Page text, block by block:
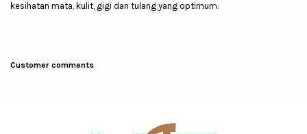
kesihatan mata, kulit, gigi dan tulang yang optimum.
Customer comments